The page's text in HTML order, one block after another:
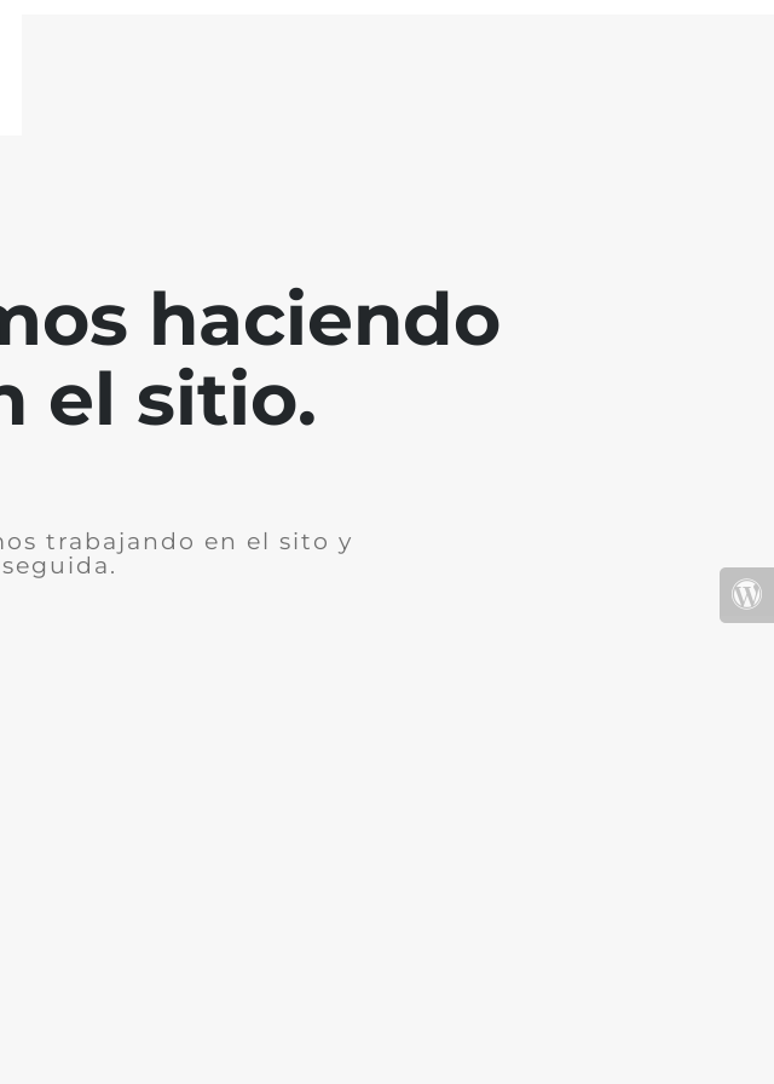
haciendo
el sitio.
trabajando en el sito y